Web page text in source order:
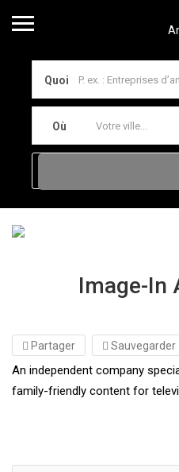
Quoi
Où
Image-In
Partager Sauvegarder
An independent company
family-friendly content for